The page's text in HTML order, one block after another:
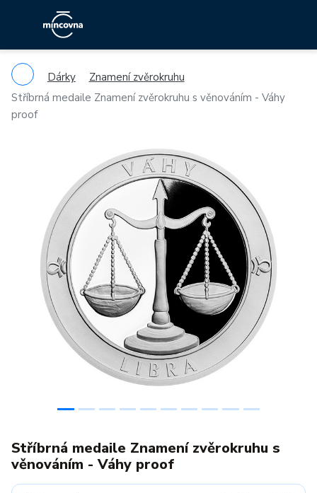
Dárky
Znamení zvěrokruhu
Stříbrná medaile Znamení zvěrokruhu s věnováním - Váhy
proof
Previous
Stříbrná medaile Znamení zvěrokruhu s
věnováním - Váhy proof